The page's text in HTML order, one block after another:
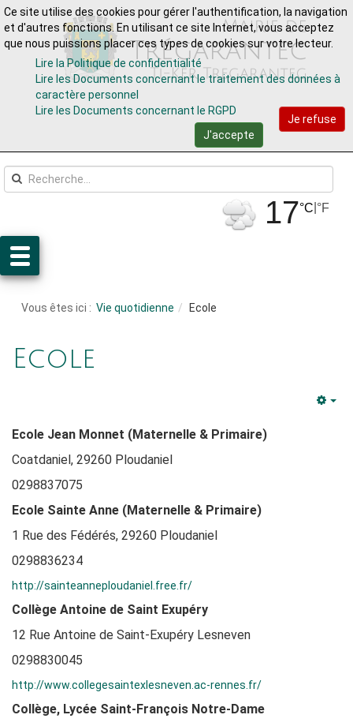
Aller au contenuAller au menu
17°C °F
Vous êtes ici : Vie quotidienne Ecole
Ecole
Ecole Jean Monnet (Maternelle & Primaire)
Coatdaniel, 29260 Ploudaniel
0298837075
Ecole Sainte Anne (Maternelle & Primaire)
1 Rue des Fédérés, 29260 Ploudaniel
0298836234
http://sainteanneploudaniel.free.fr/
Collège Antoine de Saint Exupéry
12 Rue Antoine de Saint-Exupéry Lesneven
0298830045
http://www.collegesaintexlesneven.ac-rennes.fr/
Collège, Lycée Saint-François Notre-Dame
Ce site utilise des cookies pour gérer l'authentification, la navigation
et d'autres fonctions. En utilisant ce site Internet, vous acceptez
que nous puissions placer ces types de cookies sur votre lecteur.
Lire la Politique de confidentialité
Lire les Documents concernant le traitement des données à
caractère personnel
Lire les Documents concernant le RGPD
Je refuse
J'accepte